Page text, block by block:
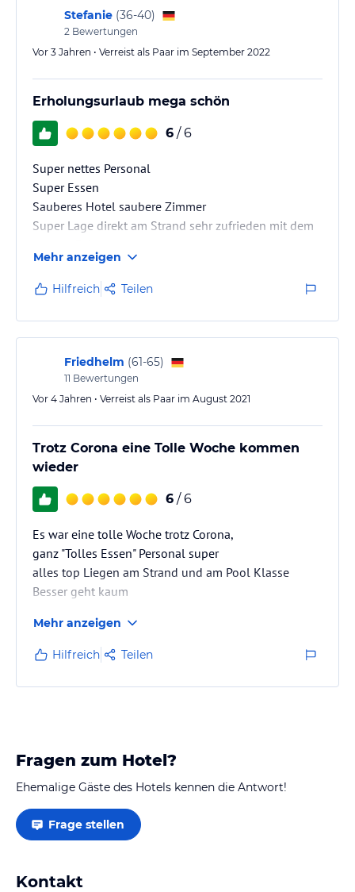
Stefanie (36-40)
2 Bewertungen
Vor 3 Jahren • Verreist als Paar im September 2022
Erholungsurlaub mega schön
6 / 6
Super nettes Personal
Super Essen
Sauberes Hotel saubere Zimmer
Super Lage direkt am Strand sehr zufrieden mit dem
Mehr anzeigen
Hilfreich Teilen
Friedhelm (61-65)
11 Bewertungen
Vor 4 Jahren • Verreist als Paar im August 2021
Trotz Corona eine Tolle Woche kommen
wieder
6 / 6
Es war eine tolle Woche trotz Corona,
ganz "Tolles Essen" Personal super
alles top Liegen am Strand und am Pool Klasse
Besser geht kaum
Mehr anzeigen
Hilfreich Teilen
Fragen zum Hotel?
Ehemalige Gäste des Hotels kennen die Antwort!
Frage stellen
Kontakt